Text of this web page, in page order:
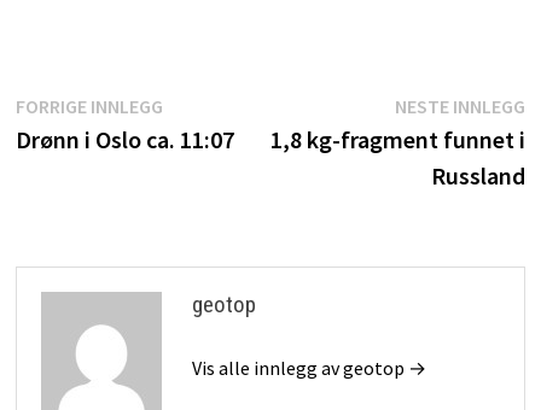
Innleggsnavigasjon
FORRIGE INNLEGGForrige
innlegg:
Drønn i Oslo ca. 11:07
NESTE INNLEGG
1,8 kg-fragment funnet i
Russland
geotop
Vis alle innlegg av geotop →